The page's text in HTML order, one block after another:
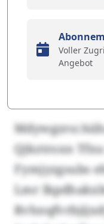
Voller
Angebot
Mdywgzro/
Qjkztroxn
Fymjyzgsubs
Lmr